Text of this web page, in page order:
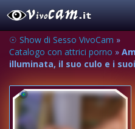
☉ Show di Sesso VivoCam »
Catalogo con attrici porno »
illuminata, il suo culo e i